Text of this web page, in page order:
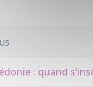
: quand